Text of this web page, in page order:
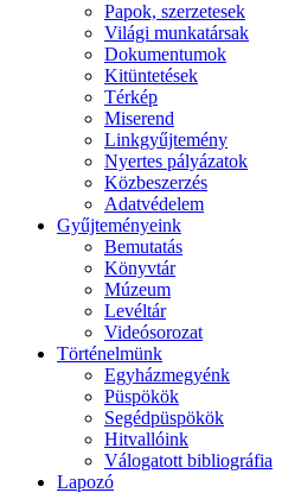
Papok, szerzetesek
Világi munkatársak
Dokumentumok
Kitüntetések
Térkép
Miserend
Linkgyűjtemény
Nyertes pályázatok
Közbeszerzés
Adatvédelem
Gyűjteményeink
Bemutatás
Könyvtár
Múzeum
Levéltár
Videósorozat
Történelmünk
Egyházmegyénk
Püspökök
Segédpüspökök
Hitvallóink
Válogatott bibliográfia
Lapozó